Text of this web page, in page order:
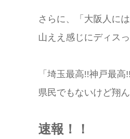
さらに、「大阪人に
山ええ感じにディス
「埼玉最高!!神戸最
県民でもないけど翔
速報！！